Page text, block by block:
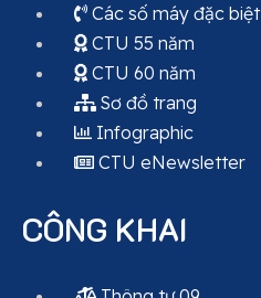
Các số máy đặc biệt
CTU 55 năm
CTU 60 năm
Sơ đồ trang
Infographic
CTU eNewsletter
CÔNG KHAI